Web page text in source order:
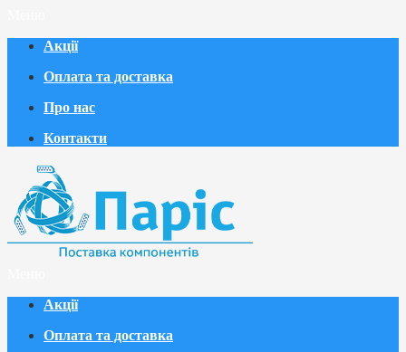
Акції
Оплата та доставка
Про нас
Контакти
Акції
Оплата та доставка